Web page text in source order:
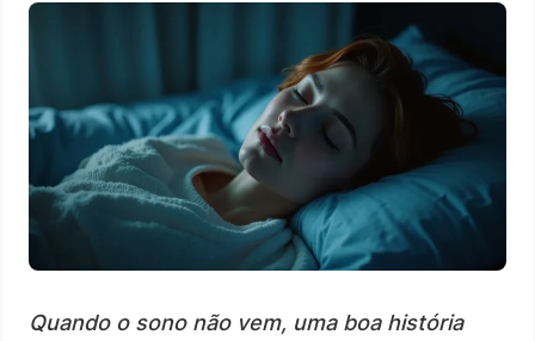
Quando o sono não vem, uma boa história